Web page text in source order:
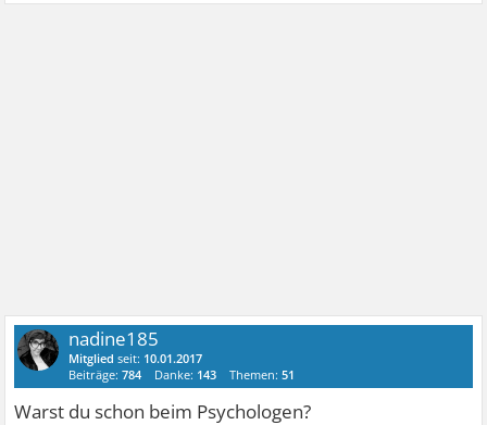
nadine185
Mitglied seit: 10.01.2017
Beiträge:784 Danke: 143 Themen:51
Warst du schon beim Psychologen?